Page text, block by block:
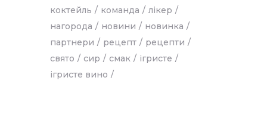
коктейль
команда
лікер
нагорода
новини
новинка
партнери
рецепт
рецепти
свято
сир смак
ігристе
ігристе вино